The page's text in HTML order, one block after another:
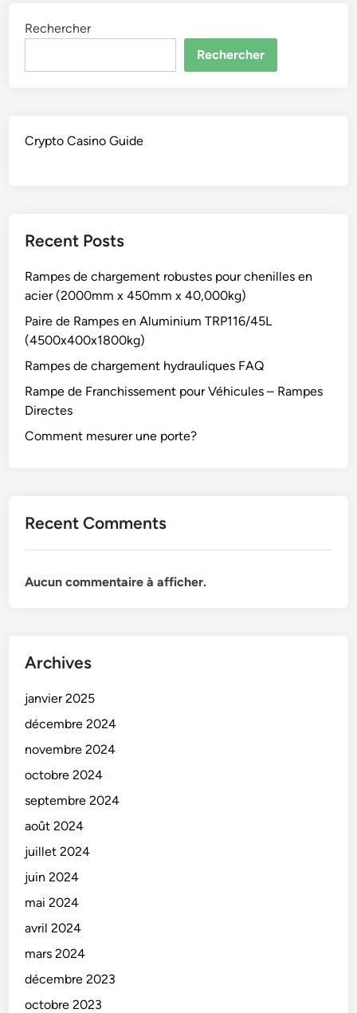
Rechercher
Rechercher
Crypto Casino Guide
Recent Posts
Rampes de chargement robustes pour chenilles en
acier (2000mm x 450mm x 40,000kg)
Paire de Rampes en Aluminium TRP116/45L
(4500x400x1800kg)
Rampes de chargement hydrauliques FAQ
Rampe de Franchissement pour Véhicules – Rampes
Directes
Comment mesurer une porte?
Recent Comments
Aucun commentaire à afficher.
Archives
janvier 2025
décembre 2024
novembre 2024
octobre 2024
septembre 2024
août 2024
juillet 2024
juin 2024
mai 2024
avril 2024
mars 2024
décembre 2023
octobre 2023